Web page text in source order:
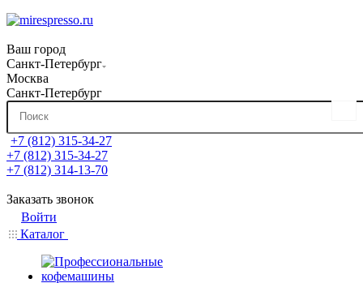
Ваш город
Санкт-Петербург
Москва
Санкт-Петербург
+7 (812) 315-34-27
+7 (812) 315-34-27
+7 (812) 314-13-70
Заказать звонок
Войти
Каталог